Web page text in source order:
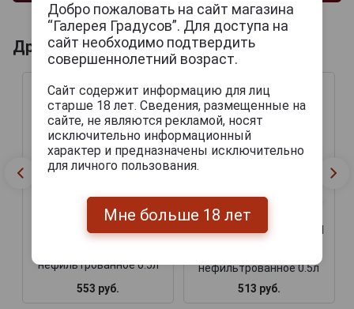
Другие продукты бренда HERTOG JAN
Hertog Jan Grand
Prestige Пиво Герцог Ян
нефильтрованное 0.5л
553 руб.
Hertog Jan Arcener Tripel
Пиво Герцог Ян Трипель
нефильтрованное 0.5л
513 руб.
Добро пожаловать на сайт магазина
“Галерея Градусов”. Для доступа на
сайт необходимо подтвердить
совершеннолетний возраст.
Сайт содержит информацию для лиц
старше 18 лет. Сведения, размещенные на
сайте, не являются рекламой, носят
исключительно информационный
характер и предназначены исключительно
для личного пользования.
Мне больше 18 лет